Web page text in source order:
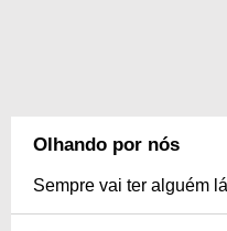
Olhando por nós
Sempre vai ter alguém